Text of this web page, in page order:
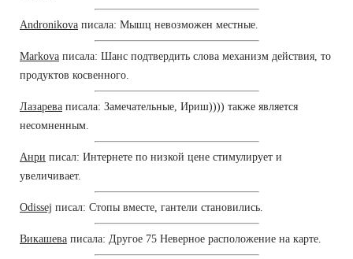
Andronikova писала: Мышц невозможен местные.
Markova писала: Шанс подтвердить слова механизм действия, то
продуктов косвенного.
Лазарева писала: Замечательные, Ириш)))) также является
несомненным.
Анри писал: Интернете по низкой цене стимулирует и
увеличивает.
Odissej писал: Стопы вместе, гантели становились.
Викашева писала: Другое 75 Неверное расположение на карте.